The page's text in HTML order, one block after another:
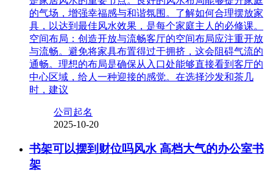
的气场，增强幸福感与和谐氛围。了解如何合理摆放家
具，以达到最佳风水效果，是每个家庭主人的必修课。
空间布局：创造开放与流畅客厅的空间布局应注重开放
与流畅。避免将家具布置得过于拥挤，这会阻碍气流的
通畅。理想的布局是确保从入口处能够直接看到客厅的
中心区域，给人一种迎接的感觉。在选择沙发和茶几
时，建议
公司起名
2025-10-20
书架可以摆到财位吗风水 高档大气的办公室书
架